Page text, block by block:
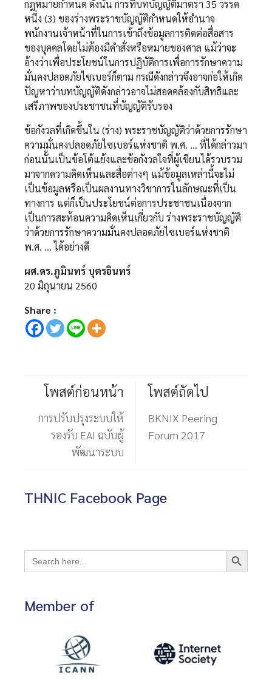
กฎหมายกำหนด ดังนั้น การที่บทบัญญัติมาตรา 35 วรรค
หนึ่ง (3) ของร่างพระราชบัญญัติกำหนดให้อำนาจ
พนักงานเจ้าหน้าที่ในการเข้าถึงข้อมูลการติดต่อสื่อสาร
ของบุคคลโดยไม่ต้องมีคำสั่งหรือหมายของศาล แม้ว่าจะ
อ้างว่าเพื่อประโยชน์ในการปฏิบัติการเพื่อการรักษาความ
มั่นคงปลอดภัยไซเบอร์ก็ตาม กรณีดังกล่าวจึงอาจก่อให้เกิด
ปัญหาว่าบทบัญญัติดังกล่าวอาจไม่สอดคล้องกับสิทธิและ
เสรีภาพของประชาชนที่บัญญัติรับรอง
ข้อกังวลที่เกิดขึ้นใน (ร่าง) พระราชบัญญัติว่าด้วยการรักษา
ความมั่นคงปลอดภัยไซเบอร์แห่งชาติ พ.ศ. … ที่ได้กล่าวมา
ก่อนนั้นเป็นข้อโต้แย้งและข้อกังวลใจที่ผู้เขียนได้รวบรวม
มาจากความคิดเห็นและสื่อต่างๆ แม้ข้อมูลเหล่านี้จะไม่
เป็นข้อมูลหรือเป็นผลงานทางวิชาการในลักษณะที่เป็น
ทางการ แต่ก็เป็นประโยชน์ต่อการประชาชนเนื่องจาก
เป็นการสะท้อนความคิดเห็นเกี่ยวกับ ร่างพระราชบัญญัติ
ว่าด้วยการรักษาความมั่นคงปลอดภัยไซเบอร์แห่งชาติ
พ.ศ. … ได้อย่างดี
ผศ.ดร.ภูมินทร์ บุตรอินทร์
20 มิถุนายน 2560
Share :
โพสต์ก่อนหน้า
การปรับปรุงระบบให้
รองรับ EAI ฉบับผู้
พัฒนาระบบ
โพสต์ถัดไป
BKNIX Peering
Forum 2017
THNIC Facebook Page
Search
for:
Search Button
Member of